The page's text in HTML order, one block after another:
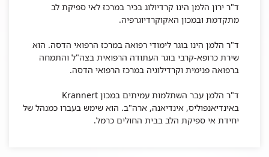
ד"ר ירון הלמן הינו קרדיולוג בכיר במרכז לאי ספיקת לב
מתקדמת ובמכון האקוקרדיוגרפיה.
ד"ר הלמן הינו בוגר לימודי רפואה במרכז הרפואי הדסה. הוא
שירת כרופא-קרבי בוגר העתודה הרפואית בצה"ל והתמחה
ברפואה פנימית וקרדילוגיה במרכז הרפואי הדסה.
ד"ר הלמן עבר השתלמות עמיתים במכון Krannert
באינדיאנפוליס, אינדיאנה, ארה"ב. הוא שימש בעברו כמנהל של
יחידת אי ספיקת הלב בבית החולים כרמל.